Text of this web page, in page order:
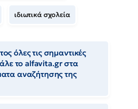
ιδιωτικά σχολεία
όλες τις σημαντικές
το alfavita.gr στα
αναζήτησης της